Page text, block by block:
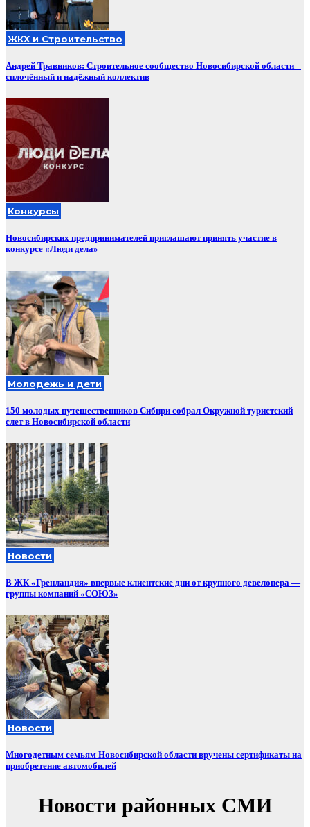
ЖКХ и Строительство
Андрей Травников: Строительное сообщество Новосибирской области –
сплочённый и надёжный коллектив
Конкурсы
Новосибирских предпринимателей приглашают принять участие в
конкурсе «Люди дела»
Молодежь и дети
150 молодых путешественников Сибири собрал Окружной туристский
слет в Новосибирской области
Новости
В ЖК «Гренландия» впервые клиентские дни от крупного девелопера —
группы компаний «СОЮЗ»
Новости
Многодетным семьям Новосибирской области вручены сертификаты на
приобретение автомобилей